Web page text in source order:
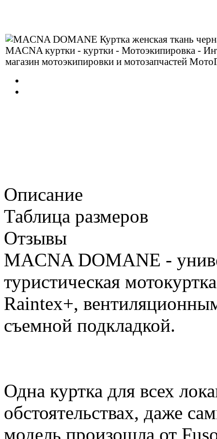
Описание
Таблица размеров
Отзывы
MACNA DOMANE -
туристическая
Raintex+,
съемной подкладкой.
Одна куртка для всех
обстоятельствах, даже
модель произошла от